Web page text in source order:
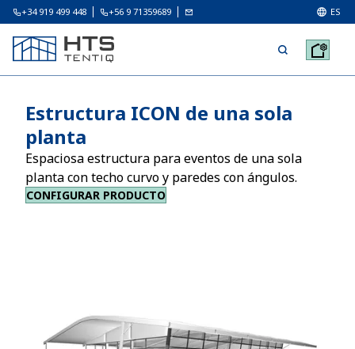
+34 919 499 448 +56 9 71359689 ES
Estructura ICON de una sola
planta
Espaciosa estructura para eventos de una sola
planta con techo curvo y paredes con ángulos.
CONFIGURAR PRODUCTO